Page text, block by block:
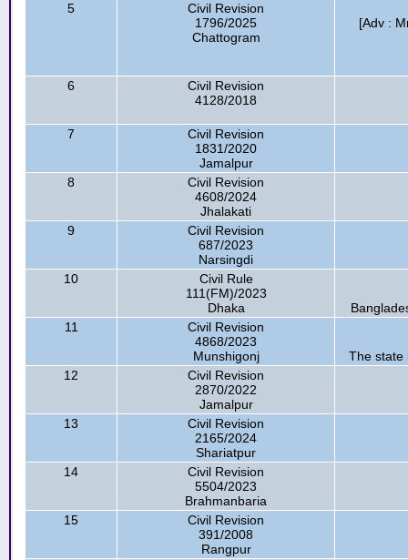
5
Civil Revision
1796/2025
Chattogram
[Adv :
6
Civil Revision
4128/2018
7
Civil Revision
1831/2020
Jamalpur
8
Civil Revision
4608/2024
Jhalakati
9
Civil Revision
687/2023
Narsingdi
10
Civil Rule
111(FM)/2023
Dhaka
11
Civil Revision
4868/2023
Munshigonj
The state
12
Civil Revision
2870/2022
Jamalpur
13
Civil Revision
2165/2024
Shariatpur
14
Civil Revision
5504/2023
Brahmanbaria
15
Civil Revision
391/2008
Rangpur